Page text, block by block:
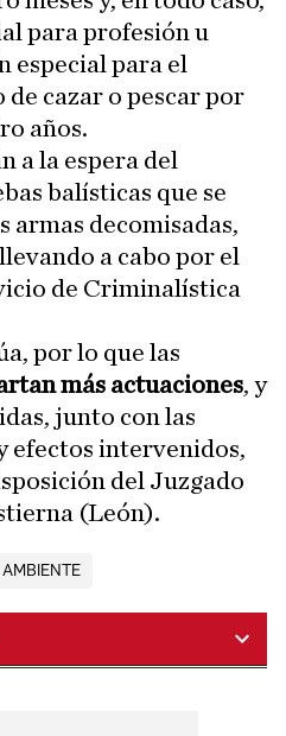
para profesión u
especial para el
cazar o pescar por
años.
a la espera del
balísticas que se
armas decomisadas,
a cabo por el
de Criminalística
por lo que las
más actuaciones, y
junto con las
efectos intervenidos,
del Juzgado
(León).
AMBIENTE